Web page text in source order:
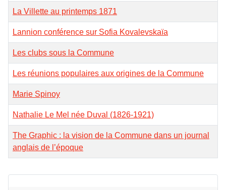
La Villette au printemps 1871
Lannion conférence sur Sofia Kovalevskaïa
Les clubs sous la Commune
Les réunions populaires aux origines de la Commune
Marie Spinoy
Nathalie Le Mel née Duval (1826-1921)
The Graphic : la vision de la Commune dans un journal
anglais de l’époque